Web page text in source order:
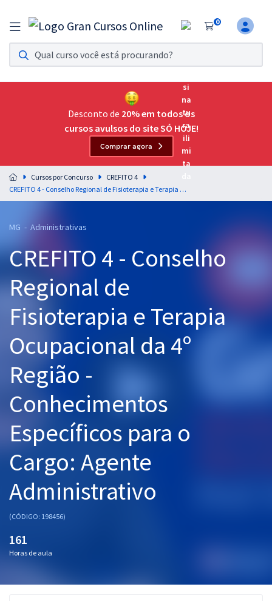
0
Assinatura Ilimitada 11
Acesso a todos os cursos. Teste grátis por 7 dias!
Assinatura OAB Até Passar
Acesso ilimitado a toda preparação para o Exame da
Residências Multiprofissionais
Preparação completa e intensiva para as principais
residências em saúde do Brasil
Cursos 20% OFF
Pós
Graduação
OAB
Mentorias
Questões grátis
Conteúdo gratuito
Aprovados
Desconto de 20% em todos os
cursos avulsos do site SÓ HOJE!
Comprar agora
Cursos por Concurso
CREFITO 4
CREFITO 4 - Conselho Regional de Fisioterapia e Terapia Ocupacional da 4º Região - Conhecimentos Específicos para o Cargo: Agente Administrativo
MG - Administrativas
CREFITO 4 - Conselho
Regional de
Fisioterapia e Terapia
Ocupacional da 4º
Região -
Conhecimentos
Específicos para o
Cargo: Agente
Administrativo
(CÓDIGO: 198456)
161
Horas de aula